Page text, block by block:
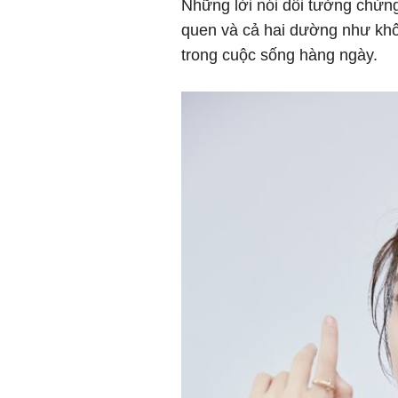
Những lời nói dối tưởng
quen và cả hai dường như
trong cuộc sống hàng ngày.